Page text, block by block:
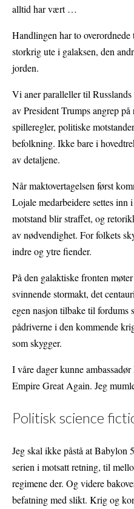
alltid har vært …
Handlingen har to
storkrig ute i galaksen, den
jorden.
Vi aner paralleller til
av President Trumps angrep
spilleregler, politiske
befolkning. Ikke bare i
av detaljene.
Når maktovertagelsen først
Lojale medarbeidere settes
motstand blir straffet, og
av nødvendighet. For folkets
indre og ytre fiender.
På den galaktiske fronten
svinnende stormakt, det
egen nasjon tilbake til fordums
pådriverne i den kommende
som skygger.
I våre dager kunne
Empire Great Again. Jeg
Politisk science
Jeg skal ikke påstå at Babylon
serien i motsatt retning, til
regimene der. Og videre
befatning med slikt. Krig og